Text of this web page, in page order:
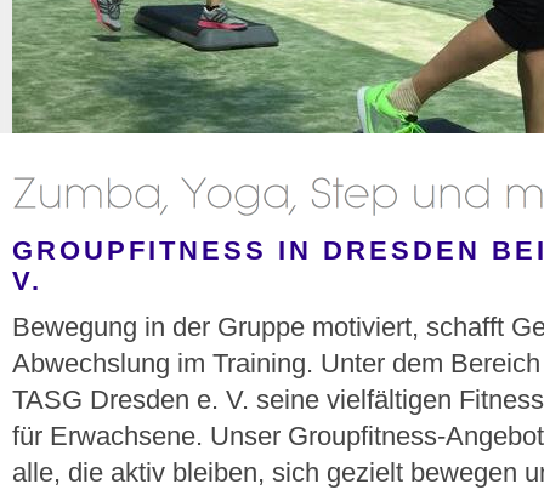
GROUPFITNESS IN DRESDEN
V.
Bewegung in der Gruppe motiviert, schafft
Abwechslung im Training. Unter dem
TASG Dresden e. V. seine vielfältigen
für Erwachsene. Unser Groupfitness-
alle, die aktiv bleiben, sich gezielt bewegen